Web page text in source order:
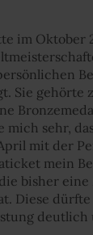
im Oktober
Sie gehörte
mich sehr,
mit der
mein
bisher
Diese